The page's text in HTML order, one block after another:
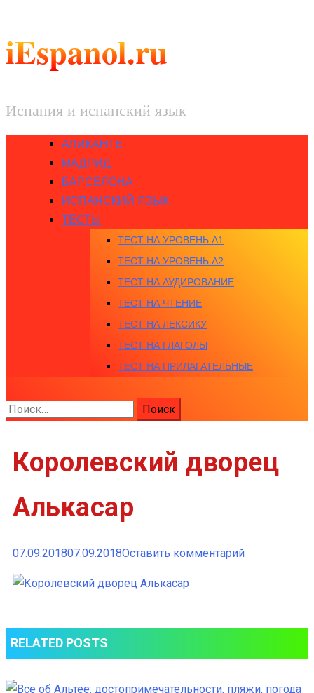
iEspanol.ru
Испания и испанский язык
АЛИКАНТЕ
МАДРИД
БАРСЕЛОНА
ИСПАНСКИЙ ЯЗЫК
ТЕСТЫ
ТЕСТ НА УРОВЕНЬ A1
ТЕСТ НА УРОВЕНЬ A2
ТЕСТ НА АУДИРОВАНИЕ
ТЕСТ НА ЧТЕНИЕ
ТЕСТ НА ЛЕКСИКУ
ТЕСТ НА ГЛАГОЛЫ
ТЕСТ НА ПРИЛАГАТЕЛЬНЫЕ
Найти:
Королевский дворец
Алькасар
07.09.201807.09.2018Оставить комментарийк
RELATED POSTS